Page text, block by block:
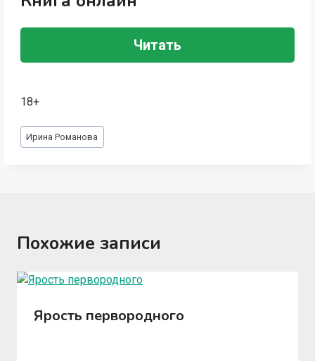
Читать
18+
Метки
записи:
Ирина Романова
Похожие записи
Ярость первородного